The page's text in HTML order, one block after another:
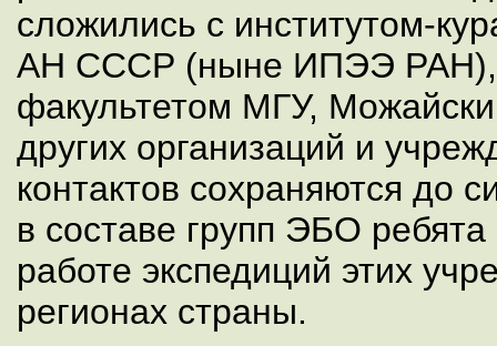
сложились с институтом-
АН СССР (ныне ИПЭЭ РАН),
факультетом МГУ,
других организаций и
контактов сохраняются до
в составе групп ЭБО
работе экспедиций этих
регионах страны.